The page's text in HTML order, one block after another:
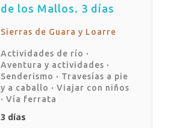
de los Mallos. 3 días
Sierras de Guara y Loarre
Actividades de río ·
Aventura y actividades ·
Senderismo · Travesías a pie
y a caballo · Viajar con niños
· Vía ferrata
3 días